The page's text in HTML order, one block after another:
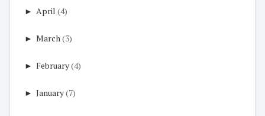
► April (4)
► March(3)
► February(4)
► January(7)